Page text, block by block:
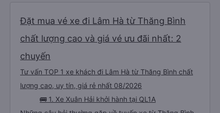
Đặt mua vé xe đi Lâm Hà từ Thăng Bình
chất lượng cao và giá vé ưu đãi nhất: 2
chuyến
Tư vấn TOP 1 xe khách đi Lâm Hà từ Thăng Bình chất
lượng cao, uy tín, giá rẻ nhất 08/2026
🚌 1. Xe Xuân Hải khởi hành tại QL1A